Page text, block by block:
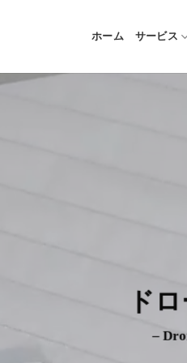
ホーム サービス
ド
–